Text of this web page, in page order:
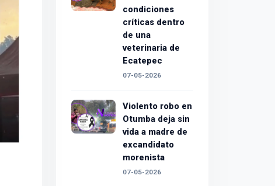
condiciones
críticas dentro
de una
veterinaria de
Ecatepec
07-05-2026
Violento robo en
Otumba deja sin
vida a madre de
excandidato
morenista
07-05-2026